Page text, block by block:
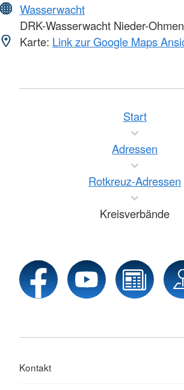
Wasserwacht
DRK-Wasserwacht Nieder-Ohmen
Karte: Link zur Google Maps
Start
Adressen
Rotkreuz-Adressen
Kreisverbände
Kontakt